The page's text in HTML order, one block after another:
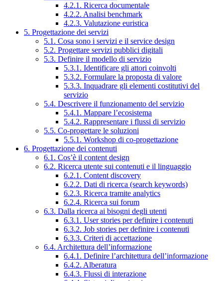
4.2.1. Ricerca documentale
4.2.2. Analisi benchmark
4.2.3. Valutazione euristica
5. Progettazione dei servizi
5.1. Cosa sono i servizi e il service design
5.2. Progettare servizi pubblici digitali
5.3. Definire il modello di servizio
5.3.1. Identificare gli attori coinvolti
5.3.2. Formulare la proposta di valore
5.3.3. Inquadrare gli elementi costitutivi del
servizio
5.4. Descrivere il funzionamento del servizio
5.4.1. Mappare l’ecosistema
5.4.2. Rappresentare i flussi di servizio
5.5. Co-progettare le soluzioni
5.5.1. Workshop di co-progettazione
6. Progettazione dei contenuti
6.1. Cos’è il content design
6.2. Ricerca utente sui contenuti e il linguaggio
6.2.1. Content discovery
6.2.2. Dati di ricerca (search keywords)
6.2.3. Ricerca tramite analytics
6.2.4. Ricerca sui forum
6.3. Dalla ricerca ai bisogni degli utenti
6.3.1. User stories per definire i contenuti
6.3.2. Job stories per definire i contenuti
6.3.3. Criteri di accettazione
6.4. Architettura dell’informazione
6.4.1. Definire l’architettura dell’informazione
6.4.2. Alberatura
6.4.3. Flussi di interazione